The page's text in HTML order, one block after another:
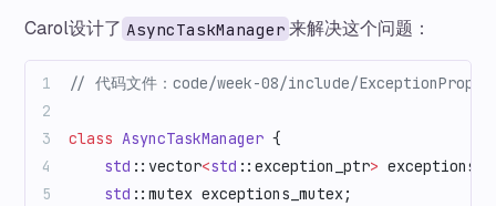
Carol设计了 AsyncTaskManager 来解决这个问题：
// 代码文件：code/week-08/include/
class AsyncTaskManager {
    std
::vector<std ::exception_ptr> exceptions;
    std
::mutex exceptions_mutex;